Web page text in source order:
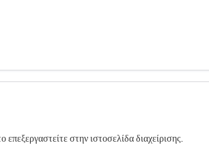
στην ιστοσελίδα διαχείρισης.